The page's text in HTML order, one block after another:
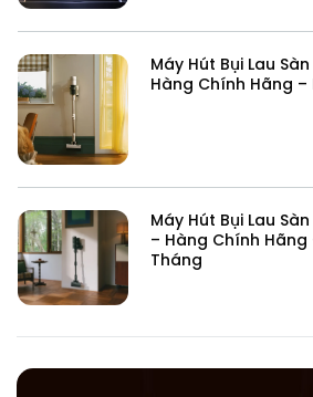
Máy Hút Bụi Lau
Máy Hút Bụi Lau
– Hàng Chính Hãng –
Tháng